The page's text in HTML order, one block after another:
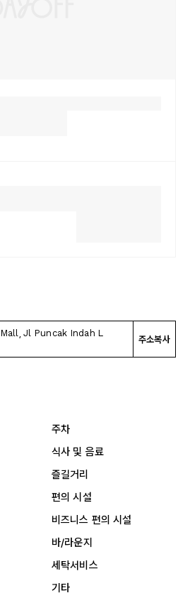
Jl Puncak Indah L
주소복사
주차
식사 및 음료
즐길거리
편의 시설
비즈니스 편의 시설
바/라운지
세탁서비스
기타